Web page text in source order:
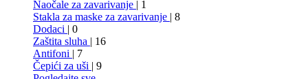
Naočale za zavarivanje | 1
Stakla za maske za zavarivanje | 8
Dodaci | 0
Zaštita sluha | 16
Antifoni | 7
Čepići za uši | 9